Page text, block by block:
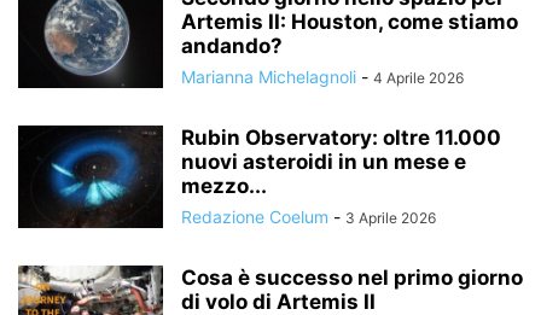
Artemis II: Houston, come stiamo
andando?
Marianna Michelagnoli - 4 Aprile 2026
Rubin Observatory: oltre 11.000
nuovi asteroidi in un mese e
mezzo...
Redazione Coelum - 3 Aprile 2026
Cosa è successo nel primo giorno
di volo di Artemis II